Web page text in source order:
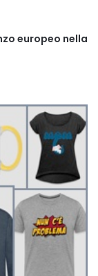
europeo nella